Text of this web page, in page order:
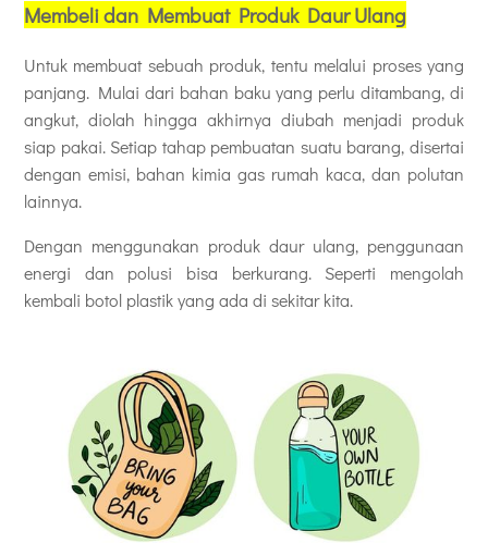
Membeli dan Membuat Produk Daur Ulang
Untuk membuat sebuah produk, tentu melalui proses yang
panjang. Mulai dari bahan baku yang perlu ditambang, di
angkut, diolah hingga akhirnya diubah menjadi produk
siap pakai. Setiap tahap pembuatan suatu barang, disertai
dengan emisi, bahan kimia gas rumah kaca, dan polutan
lainnya.
Dengan menggunakan produk daur ulang, penggunaan
energi dan polusi bisa berkurang. Seperti mengolah
kembali botol plastik yang ada di sekitar kita.